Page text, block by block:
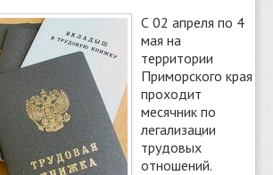
Найти
С 02 апреля по 4
мая на
территории
Приморского края
проходит
месячник по
легализации
трудовых
отношений.